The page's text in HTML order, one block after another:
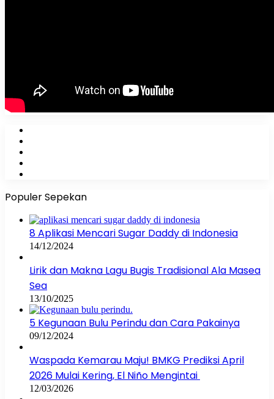
Populer Sepekan
8 Aplikasi Mencari Sugar Daddy di Indonesia
14/12/2024
Lirik dan Makna Lagu Bugis Tradisional Ala Masea
Sea
13/10/2025
5 Kegunaan Bulu Perindu dan Cara Pakainya
09/12/2024
Waspada Kemarau Maju! BMKG Prediksi April
2026 Mulai Kering, El Niño Mengintai
12/03/2026